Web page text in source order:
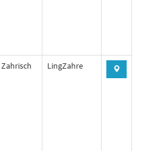
Zahrisch LingZahre